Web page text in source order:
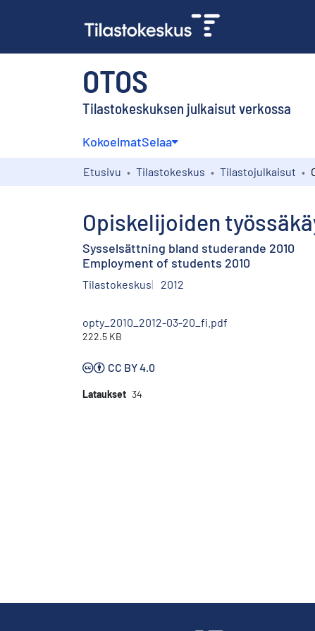
OTOS
Tilastokeskuksen julkaisut verkossa
KokoelmatSelaa
Etusivu Tilastokeskus Tilastojulkaisut
Opiskelijoiden
Sysselsättning bland studerande 2010
Employment of students 2010
Tilastokeskus 2012
opty_2010_2012-03-20_fi.pdf
222.5 KB
CC BY 4.0
Lataukset 34